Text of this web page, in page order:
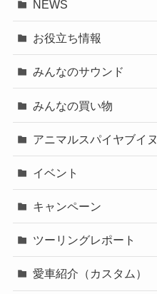
NEWS
お役立ち情報
みんなのサウンド
みんなの買い物
アニマルスパイヤブイヌ
イベント
キャンペーン
ツーリングレポート
愛車紹介（カスタム）